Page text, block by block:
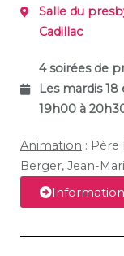
Salle du
Cadillac
4 soirées de
Les mardis
19h00 à
Animation : Père
Berger, Jean-